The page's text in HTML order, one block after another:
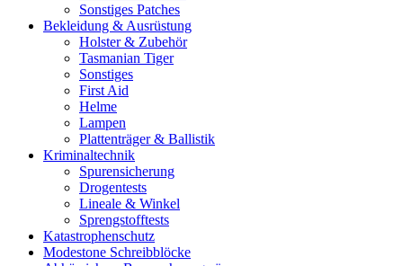
Sonstiges Patches
Bekleidung & Ausrüstung
Holster & Zubehör
Tasmanian Tiger
Sonstiges
First Aid
Helme
Lampen
Plattenträger & Ballistik
Kriminaltechnik
Spurensicherung
Drogentests
Lineale & Winkel
Sprengstofftests
Katastrophenschutz
Modestone Schreibblöcke